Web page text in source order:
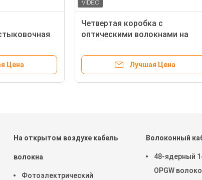
Цена
Четвертая коробка с
оптическими волокнами на
коробка CTO FDB
Лучшая Цена
На открытом воздухе кабель
волокна
Фотоэлектрический
Волоконный
48-ядерный
OPGW